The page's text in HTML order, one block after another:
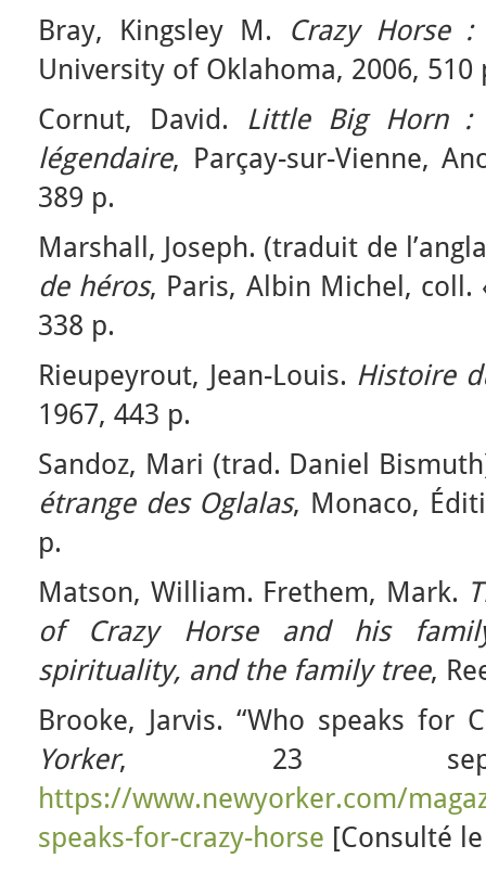
Bray, Kingsley M.
Crazy Horse
University of Oklahoma, 2006, 510
Cornut, David. Little Big Horn :
légendaire, Parçay-sur-Vienne,
389 p.
Marshall, Joseph. (traduit de
de héros, Paris, Albin Michel, coll.
338 p.
Rieupeyrout, Jean-Louis. Histoire
1967, 443 p.
Sandoz, Mari (trad. Daniel
étrange des Oglalas, Monaco,
p.
Matson, William. Frethem, Mark.
of Crazy Horse and his
spirituality, and the family tree,
Brooke, Jarvis. “Who speaks for
Yorker, 23
https://www.newyorker.com/
speaks-for-crazy-horse [Consulté